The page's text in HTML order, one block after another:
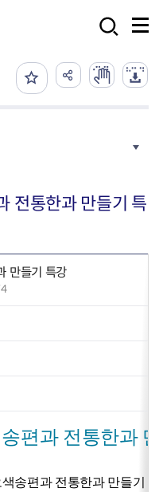
전통한과 만들기 특
만들기 특강
송편과 전통한과
송편과 전통한과 만들기